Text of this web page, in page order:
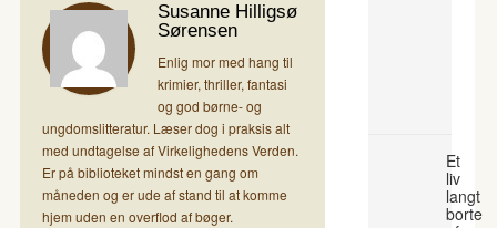
Susanne Hilligsø
Sørensen
Enlig mor med hang til
krimier, thriller, fantasi
og god børne- og
ungdomslitteratur. Læser dog i praksis alt
med undtagelse af Virkelighedens Verden.
Er på biblioteket mindst en gang om
måneden og er ude af stand til at komme
hjem uden en overflod af bøger.
Et
liv
langt
borte